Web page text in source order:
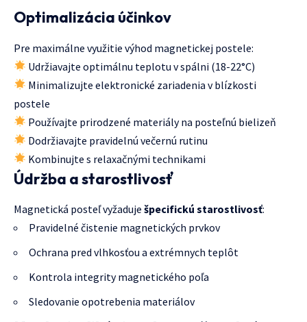
Optimalizácia účinkov
Pre maximálne využitie výhod magnetickej postele:
Udržiavajte optimálnu teplotu v spálni (18-22°C)
Minimalizujte elektronické zariadenia v blízkosti
postele
Používajte prirodzené materiály na posteľnú bielizeň
Dodržiavajte pravidelnú večernú rutinu
Kombinujte s relaxačnými technikami
Údržba a starostlivosť
Magnetická posteľ vyžaduje špecifickú starostlivosť:
Pravidelné čistenie magnetických prvkov
Ochrana pred vlhkosťou a extrémnych teplôt
Kontrola integrity magnetického poľa
Sledovanie opotrebenia materiálov